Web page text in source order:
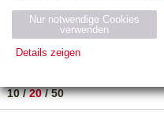
Neuerscheinung
PREIS
10/20/50
Nur notwendige Cookies
verwenden
Details zeigen
Name Zweck